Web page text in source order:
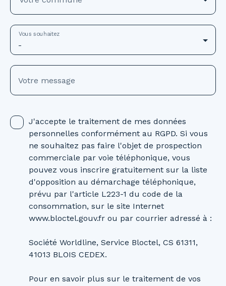
-
Vous souhaitez
Votre message
J'accepte le traitement de mes données
personnelles conformément au RGPD. Si vous
ne souhaitez pas faire l'objet de prospection
commerciale par voie téléphonique, vous
pouvez vous inscrire gratuitement sur la liste
d'opposition au démarchage téléphonique,
prévu par l'article L223-1 du code de la
consommation, sur le site Internet
www.bloctel.gouv.fr ou par courrier adressé à :
Société Worldline, Service Bloctel, CS 61311,
41013 BLOIS CEDEX.
Pour en savoir plus sur le traitement de vos